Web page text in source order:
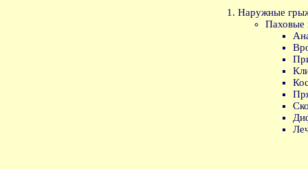
Наружные
Паховые